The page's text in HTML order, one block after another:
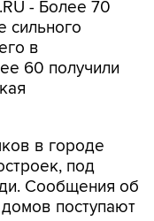
в
60 получили
в городе
Сообщения об
поступают